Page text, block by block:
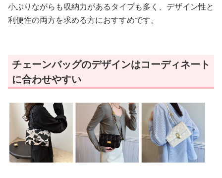
小ぶりながらも収納力があるタイプも多く、デザイン性と
利便性の両方を求める方におすすめです。
チェーンバッグのデザインはコーディネート
に合わせやすい